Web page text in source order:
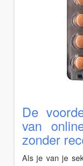
De
van
zonder
Als je van je